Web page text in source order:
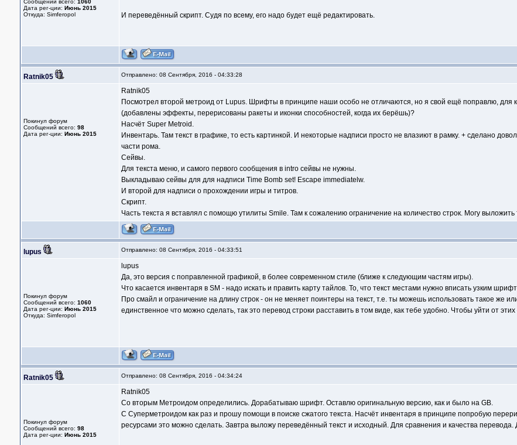
Сообщений всего: 1060
Дата рег-ции: Июнь 2015
Откуда: Simferopol
И переведённый скрипт. Судя по всему, его надо будет ещё редактировать.
Ratnik05 Отправлено: 08 Сентября, 2016 - 04:33:28
Покинул форум
Сообщений всего: 98
Дата рег-ции: Июнь 2015
Ratnik05
Посмотрел второй метроид от Lupus. Шрифты в принципе наши особо не отличаются, но я свой ещё поправлю, для
(добавлены эффекты, перерисованы ракеты и иконки способностей, когда их берёшь)?
Насчёт Super Metroid.
Инвентарь. Там текст в графике, то есть картинкой. И некоторые надписи просто не влазиют в рамку. + сделано
части рома.
Сейвы.
Для текста меню, и самого первого сообщения в intro сейвы не нужны.
Выкладываю сейвы для для надписи Time Bomb set! Escape immediatelw.
И второй для надписи о прохождении игры и титров.
Скрипт.
Часть текста я вставлял с помощю утилиты Smile. Там к сожалению ограничение на количество строк. Могу
lupus Отправлено: 08 Сентября, 2016 - 04:33:51
Покинул форум
Сообщений всего: 1060
Дата рег-ции: Июнь 2015
Откуда: Simferopol
lupus
Да, это версия с поправленной графикой, в более современном стиле (ближе к следующим частям игры).
Что касается инвентаря в SM - надо искать и править карту тайлов. То, что текст местами нужно вписать узким
Про смайл и ограничение на длину строк - он не меняет поинтеры на текст, т.е. ты можешь использовать такое же
единственное что можно сделать, так это перевод строки расставить в том виде, как тебе удобно. Чтобы уйти от
Ratnik05 Отправлено: 08 Сентября, 2016 - 04:34:24
Покинул форум
Сообщений всего: 98
Дата рег-ции: Июнь 2015
Ratnik05
Со вторым Метроидом определились. Дорабатываю шрифт. Оставлю оригинальную версию, как и было на GB.
С Суперметроидом как раз и прошу помощи в поиске сжатого текста. Насчёт инвентаря в принципе попробую
ресурсами это можно сделать. Завтра выложу переведённый текст и исходный. Для сравнения и качества